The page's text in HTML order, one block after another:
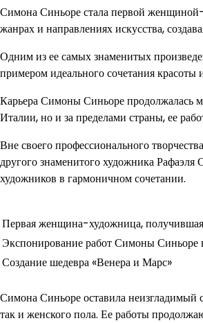
Симона Синьоре стала первой
жанрах и направлениях искусства,
Одним из ее самых знаменитых
примером идеального сочетания красоты
Карьера Симоны Синьоре продолжалась
Италии, но и за пределами страны, ее
Вне своего профессионального
другого знаменитого художника
художников в гармоничном сочетании.
Первая женщина-художница, получившая
Экспонирование работ Симоны Синьоре
Создание шедевра «Венера и Марс»
Симона Синьоре оставила неизгладимый
так и женского пола. Ее работы